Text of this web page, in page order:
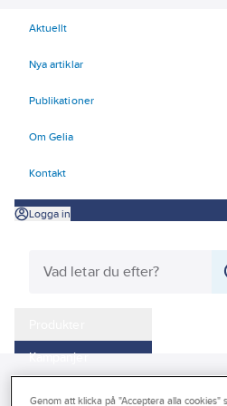
Aktuellt
Nya artiklar
Publikationer
Om Gelia
Kontakt
Logga in
Kampanjer
Snöredskap
Genom att klicka på "Acceptera alla cookies"